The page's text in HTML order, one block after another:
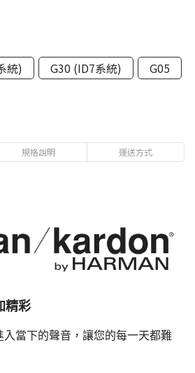
統) G30 (ID7系統) G05
規格說明 運送方式
精彩
當下的聲音，讓您的每一天都難